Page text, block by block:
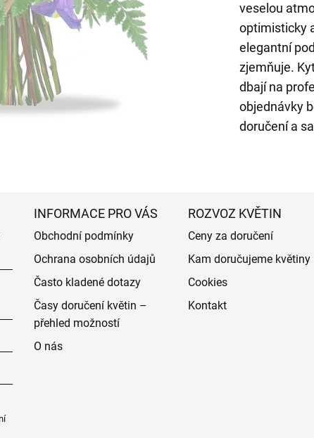
veselou
optimisticky
elegantní
zjemňuje.
dbají na
objednávky
doručení a
INFORMACE PRO VÁS
Obchodní podmínky
Ochrana osobních údajů
Často kladené dotazy
Časy doručení květin –
přehled možností
O nás
ROZVOZ KVĚTIN
Ceny za doručení
Kam doručujeme květiny
Cookies
Kontakt